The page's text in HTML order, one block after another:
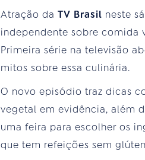
Atração da TV Brasil neste
independente sobre comida
Primeira série na televisão
mitos sobre essa culinária.
O novo episódio traz dicas
vegetal em evidência, além
uma feira para escolher os
que tem refeições sem